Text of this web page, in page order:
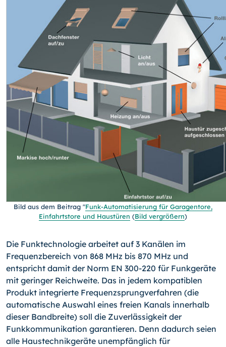
Bild aus dem Beitrag "Funk-Automatisierung für Garagentore,
Einfahrtstore und Haustüren (Bild vergrößern)
Die Funktechnologie arbeitet auf 3 Kanälen im
Frequenzbereich von 868 MHz bis 870 MHz und
entspricht damit der Norm EN 300-220 für Funkgeräte
mit geringer Reichweite. Das in jedem kompatiblen
Produkt integrierte Frequenzsprungverfahren (die
automatische Auswahl eines freien Kanals innerhalb
dieser Bandbreite) soll die Zuverlässigkeit der
Funkkommunikation garantieren. Denn dadurch seien
alle Haustechnikgeräte unempfänglich für